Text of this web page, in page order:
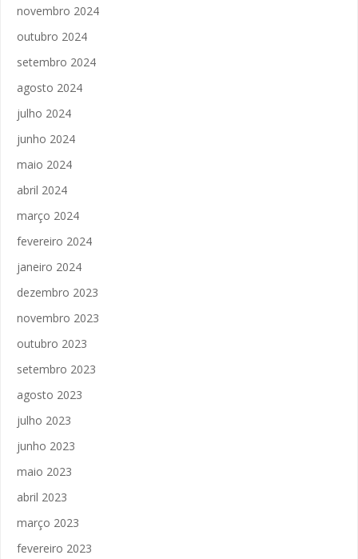
novembro 2024
outubro 2024
setembro 2024
agosto 2024
julho 2024
junho 2024
maio 2024
abril 2024
março 2024
fevereiro 2024
janeiro 2024
dezembro 2023
novembro 2023
outubro 2023
setembro 2023
agosto 2023
julho 2023
junho 2023
maio 2023
abril 2023
março 2023
fevereiro 2023